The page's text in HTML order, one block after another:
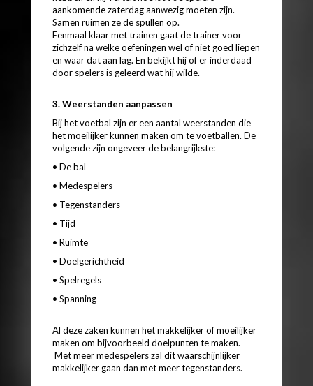
aankomende zaterdag aanwezig moeten zijn.
Samen ruimen ze de spullen op.
Eenmaal klaar met trainen gaat de trainer voor
zichzelf na welke oefeningen wel of niet goed liepen
en waar dat aan lag. En bekijkt hij of er inderdaad
door spelers is geleerd wat hij wilde.
3. Weerstanden aanpassen
Bij het voetbal zijn er een aantal weerstanden die
het moeilijker kunnen maken om te voetballen. De
volgende zijn ongeveer de belangrijkste:
• De bal
• Medespelers
• Tegenstanders
• Tijd
• Ruimte
• Doelgerichtheid
• Spelregels
• Spanning
Al deze zaken kunnen het makkelijker of moeilijker
maken om bijvoorbeeld doelpunten te maken.
Met meer medespelers zal dit waarschijnlijker
makkelijker gaan dan met meer tegenstanders.